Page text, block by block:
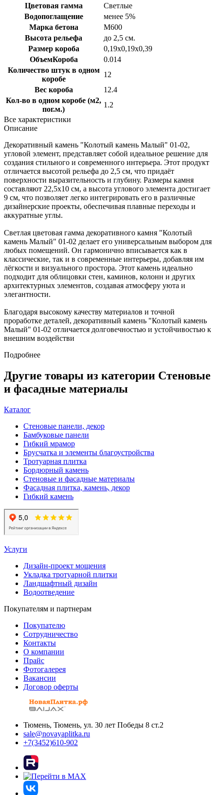
Цветовая гамма
Светлые
Водопоглащение
менее 5%
Марка бетона
M600
Высота рельефа
до 2,5 см.
Размер короба
0,19х0,19х0,39
ОбъемКороба
0.014
Количество штук в одном
коробе
12
Вес короба
12.4
Кол-во в одном коробе (м2,
пог.м.)
1.2
Все характеристики
Описание
Декоративный камень "Колотый камень Малый" 01-02,
угловой элемент, представляет собой идеальное решение для
создания стильного и современного интерьера. Этот продукт
отличается высотой рельефа до 2,5 см, что придаёт
поверхности выразительность и глубину. Размеры камня
составляют 22,5х10 см, а высота углового элемента достигает
9 см, что позволяет легко интегрировать его в различные
дизайнерские проекты, обеспечивая плавные переходы и
аккуратные углы.
Светлая цветовая гамма декоративного камня "Колотый
камень Малый" 01-02 делает его универсальным выбором для
любых помещений. Он гармонично вписывается как в
классические, так и в современные интерьеры, добавляя им
лёгкости и визуального простора. Этот камень идеально
подходит для облицовки стен, каминов, колонн и других
архитектурных элементов, создавая атмосферу уюта и
элегантности.
Благодаря высокому качеству материалов и точной
проработке деталей, декоративный камень "Колотый камень
Малый" 01-02 отличается долговечностью и устойчивостью к
внешним воздействи
Подробнее
Другие товары из категории Стеновые
и фасадные материалы
Каталог
Стеновые панели, декор
Бамбуковые панели
Гибкий мрамор
Брусчатка и элементы благоустройства
Тротуарная плитка
Бордюрный камень
Стеновые и фасадные материалы
Фасадная плитка, камень, декор
Гибкий камень
Услуги
Дизайн-проект мощения
Укладка тротуарной плитки
Ландшафтный дизайн
Водоотведение
Покупателям и партнерам
Покупателю
Сотрудничество
Контакты
О компании
Прайс
Фотогалерея
Вакансии
Договор оферты
Тюмень, Тюмень, ул. 30 лет Победы 8 ст.2
sale@novayaplitka.ru
+7(3452)610-902